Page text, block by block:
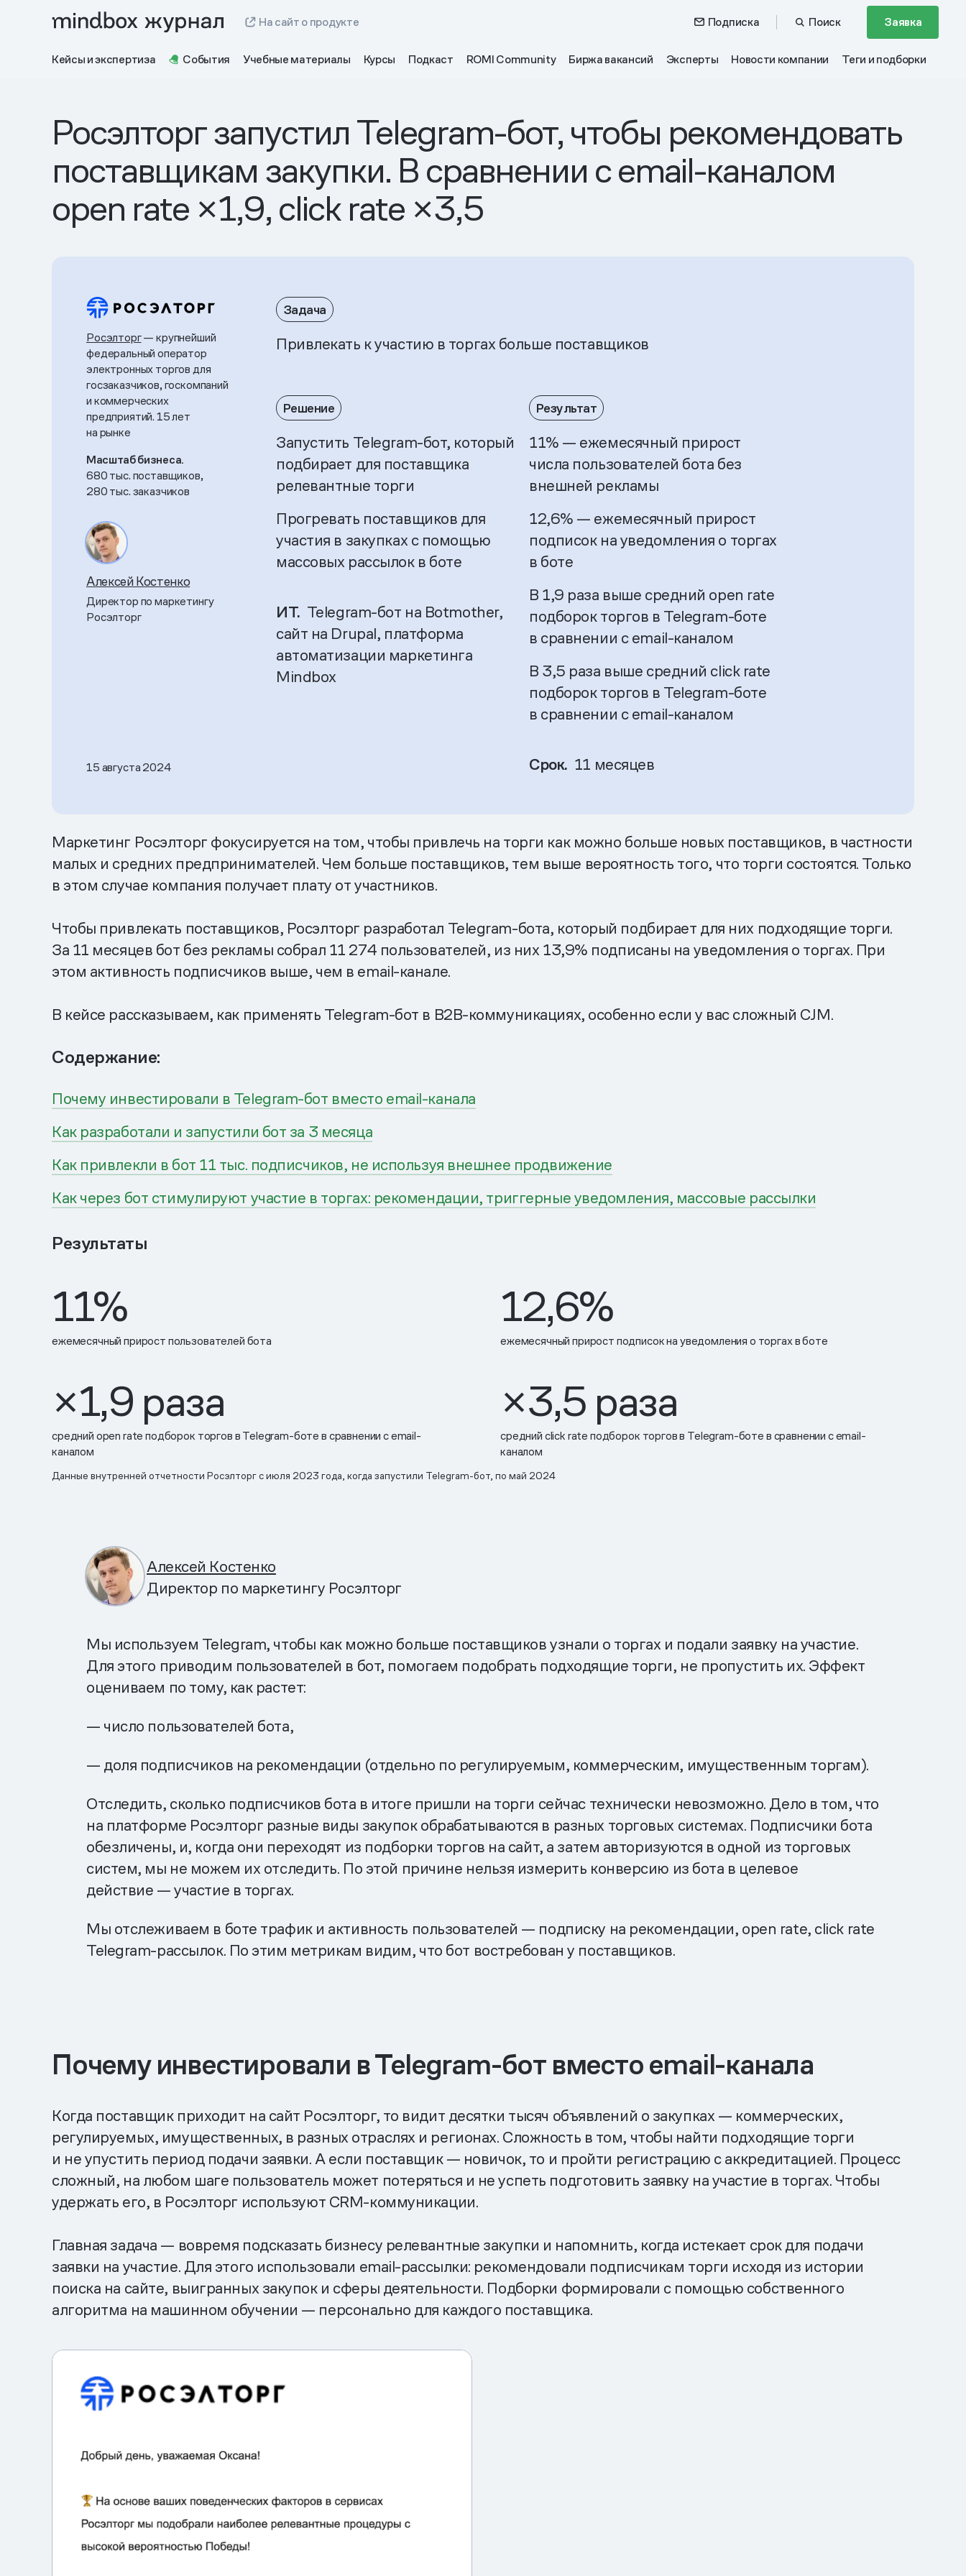
На сайт о продукте Подписка Поиск Заявка
Кейсы и экспертиза События Учебные материалы Курсы Подкаст ROMI Community Биржа вакансий Эксперты Новости компании Теги и подборки
Росэлторг запустил Telegram-бот, чтобы рекомендовать
поставщикам закупки. В сравнении с email-каналом
open rate ×1,9, click rate ×3,5
Росэлторг— крупнейший
федеральный оператор
электронных торгов для
госзаказчиков, госкомпаний
и коммерческих
предприятий. 15 лет
на рынке
Масштаб бизнеса.
680 тыс. поставщиков,
280 тыс. заказчиков
Алексей Костенко
Директор по маркетингу
Росэлторг
Задача
Привлекать к участию в торгах больше поставщиков
Решение
Запустить Telegram-бот, который
подбирает для поставщика
релевантные торги
Прогревать поставщиков для
участия в закупках с помощью
массовых рассылок в боте
ИТ. Telegram-бот на Botmother,
сайт на Drupal, платформа
автоматизации маркетинга
Mindbox
Результат
11% — ежемесячный прирост
числа пользователей бота без
внешней рекламы
12,6% — ежемесячный прирост
подписок на уведомления о торгах
в боте
В 1,9 раза выше средний open rate
подборок торгов в Telegram-боте
в сравнении с email-каналом
В 3,5 раза выше средний click rate
подборок торгов в Telegram-боте
в сравнении с email-каналом
Срок. 11 месяцев
15 августа 2024
Маркетинг Росэлторг фокусируется на том, чтобы привлечь на торги как можно больше новых поставщиков, в частности
малых и средних предпринимателей. Чем больше поставщиков, тем выше вероятность того, что торги состоятся. Только
в этом случае компания получает плату от участников.
Чтобы привлекать поставщиков, Росэлторг разработал Telegram-бота, который подбирает для них подходящие торги.
За 11 месяцев бот без рекламы собрал 11 274 пользователей, из них 13,9% подписаны на уведомления о торгах. При
этом активность подписчиков выше, чем в email-канале.
В кейсе рассказываем, как применять Telegram-бот в B2B-коммуникациях, особенно если у вас сложный CJM.
Содержание:
Почему инвестировали в Telegram-бот вместо email-канала
Как разработали и запустили бот за 3 месяца
Как привлекли в бот 11 тыс. подписчиков, не используя внешнее продвижение
Как через бот стимулируют участие в торгах: рекомендации, триггерные уведомления, массовые рассылки
Результаты
11%
ежемесячный прирост пользователей бота
12,6%
ежемесячный прирост подписок на уведомления о торгах в боте
×1,9 раза
средний open rate подборок торгов в Telegram-боте в сравнении с email-
каналом
×3,5 раза
средний click rate подборок торгов в Telegram-боте в сравнении с email-
каналом
Данные внутренней отчетности Росэлторг с июля 2023 года, когда запустили Telegram-бот, по май 2024
Алексей Костенко
Директор по маркетингу Росэлторг
Мы используем Telegram, чтобы как можно больше поставщиков узнали о торгах и подали заявку на участие.
Для этого приводим пользователей в бот, помогаем подобрать подходящие торги, не пропустить их. Эффект
оцениваем по тому, как растет:
— число пользователей бота,
— доля подписчиков на рекомендации (отдельно по регулируемым, коммерческим, имущественным торгам).
Отследить, сколько подписчиков бота в итоге пришли на торги сейчас технически невозможно. Дело в том, что
на платформе Росэлторг разные виды закупок обрабатываются в разных торговых системах. Подписчики бота
обезличены, и, когда они переходят из подборки торгов на сайт, а затем авторизуются в одной из торговых
систем, мы не можем их отследить. По этой причине нельзя измерить конверсию из бота в целевое
действие — участие в торгах.
Мы отслеживаем в боте трафик и активность пользователей — подписку на рекомендации, open rate, click rate
Telegram-рассылок. По этим метрикам видим, что бот востребован у поставщиков.
Почему инвестировали в Telegram-бот вместо email-канала
Когда поставщик приходит на сайт Росэлторг, то видит десятки тысяч объявлений о закупках — коммерческих,
регулируемых, имущественных, в разных отраслях и регионах. Сложность в том, чтобы найти подходящие торги
и не упустить период подачи заявки. А если поставщик — новичок, то и пройти регистрацию с аккредитацией. Процесс
сложный, на любом шаге пользователь может потеряться и не успеть подготовить заявку на участие в торгах. Чтобы
удержать его, в Росэлторг используют CRM-коммуникации.
Главная задача — вовремя подсказать бизнесу релевантные закупки и напомнить, когда истекает срок для подачи
заявки на участие. Для этого использовали email-рассылки: рекомендовали подписчикам торги исходя из истории
поиска на сайте, выигранных закупок и сферы деятельности. Подборки формировали с помощью собственного
алгоритма на машинном обучении — персонально для каждого поставщика.